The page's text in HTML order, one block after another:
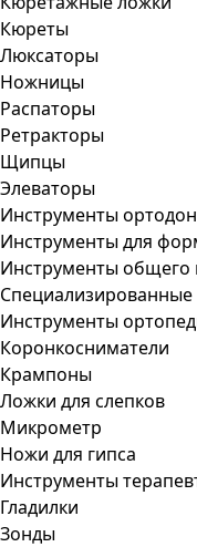
Кюреты
Люксаторы
Ножницы
Распаторы
Ретракторы
Щипцы
Элеваторы
Инструменты
Инструменты для
Инструменты общего
Инструменты
Коронкосниматели
Крампоны
Ложки для слепков
Микрометр
Ножи для гипса
Инструменты
Гладилки
Зонды